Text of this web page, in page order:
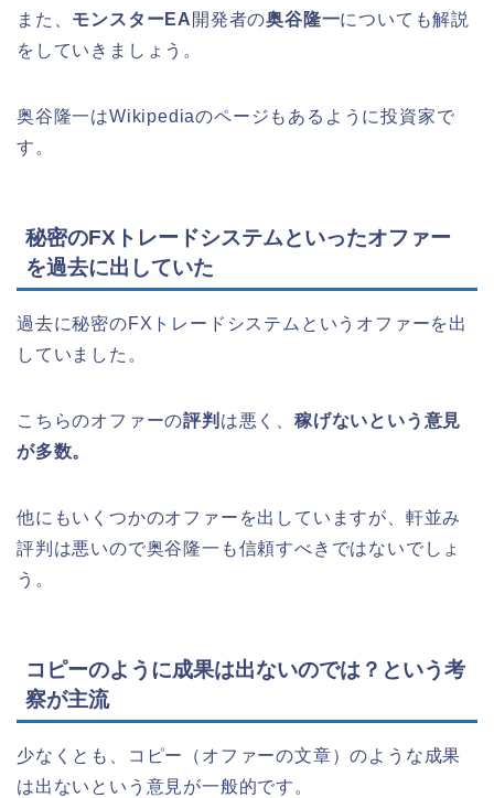
また、 モンスターEA 開発者の奥谷隆一についても解説
をしていきましょう。
奥谷隆一はWikipediaのページもあるように投資家で
す。
秘密のFXトレードシステムといったオファー
を過去に出していた
過去に秘密のFXトレードシステムというオファーを出
していました。
こちらのオファーの評判 は悪く、稼げないという意見
が多数。
他にもいくつかのオファーを出していますが、軒並み
評判は悪いので奥谷隆一も信頼すべきではないでしょ
う。
コピーのように成果は出ないのでは？という考
察が主流
少なくとも、コピー（オファーの文章）のような成果
は出ないという意見が一般的です。